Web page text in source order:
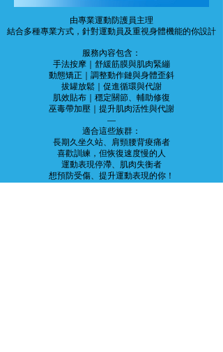
由專業運動防護員主理
結合多種專業方式，針對運動員及重視身體機能的你設計
服務內容包含：
手法按摩｜舒緩筋膜與肌肉緊繃
動態矯正｜調整動作鏈與身體歪斜
拔罐放鬆｜促進循環與代謝
肌效貼布｜穩定關節、輔助修復
巫毒帶加壓｜提升肌肉活性與代謝
—
適合這些族群：
長期久坐久站、肩頸腰背痠痛者
喜歡訓練，但恢復速度慢的人
運動表現停滯、肌肉失衡者
想預防受傷、提升運動表現的你！